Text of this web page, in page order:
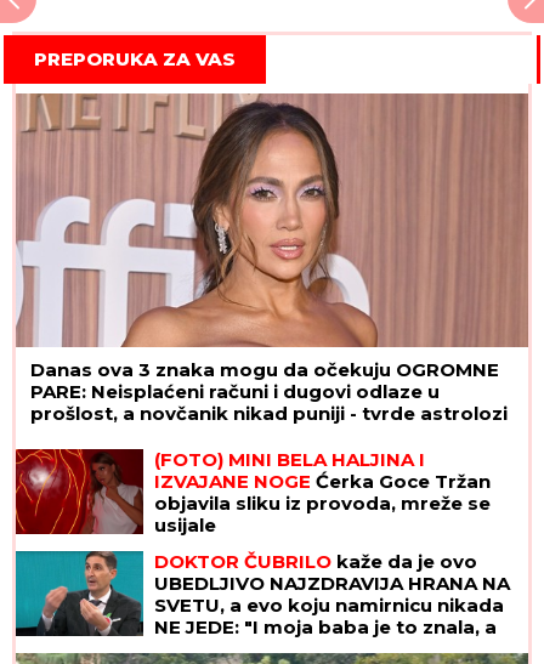
PREPORUKA ZA VAS
Danas ova 3 znaka mogu da očekuju OGROMNE
PARE: Neisplaćeni računi i dugovi odlaze u
prošlost, a novčanik nikad puniji - tvrde astrolozi
(FOTO) MINI BELA HALJINA I
IZVAJANE NOGE Ćerka Goce Tržan
objavila sliku iz provoda, mreže se
usijale
DOKTOR ČUBRILO kaže da je ovo
UBEDLJIVO NAJZDRAVIJA HRANA NA
SVETU, a evo koju namirnicu nikada
NE JEDE: "I moja baba je to znala, a
možda vam zvuči suludo"